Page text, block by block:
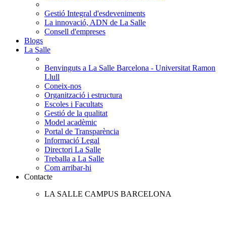
Gestió Integral d'esdeveniments
La innovació, ADN de La Salle
Consell d'empreses
Blogs
La Salle
Benvinguts a La Salle Barcelona - Universitat Ramon
Llull
Coneix-nos
Organització i estructura
Escoles i Facultats
Gestió de la qualitat
Model acadèmic
Portal de Transparència
Informació Legal
Directori La Salle
Treballa a La Salle
Com arribar-hi
Contacte
LA SALLE CAMPUS BARCELONA